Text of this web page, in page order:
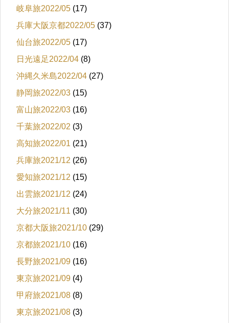
岐阜旅2022/05 (17)
兵庫大阪京都2022/05 (37)
仙台旅2022/05 (17)
日光遠足2022/04 (8)
沖縄久米島2022/04 (27)
静岡旅2022/03 (15)
富山旅2022/03 (16)
千葉旅2022/02 (3)
高知旅2022/01 (21)
兵庫旅2021/12 (26)
愛知旅2021/12 (15)
出雲旅2021/12 (24)
大分旅2021/11 (30)
京都大阪旅2021/10 (29)
京都旅2021/10 (16)
長野旅2021/09 (16)
東京旅2021/09 (4)
甲府旅2021/08 (8)
東京旅2021/08 (3)